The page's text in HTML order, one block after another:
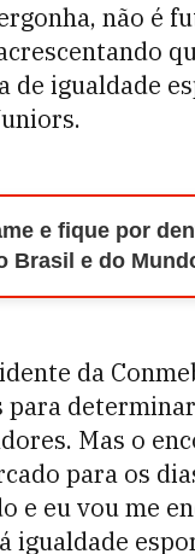
não é
de igualdade
e fique por
Brasil e do
da
Mas o
para os
e eu vou me
igualdade